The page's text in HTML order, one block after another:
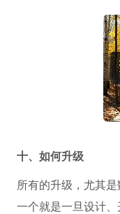
十、如何升级
所有的升级，尤其
一个就是一旦设计、